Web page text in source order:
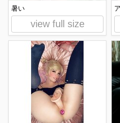
暑い
view full size